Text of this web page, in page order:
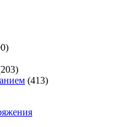
(413)